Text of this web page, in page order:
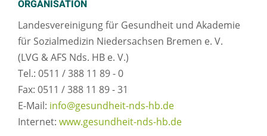
ORGANISATION
Landesvereinigung für Gesundheit und Akademie
für Sozialmedizin Niedersachsen Bremen e. V.
(LVG & AFS Nds. HB e. V.)
Tel.: 0511 / 388 11 89 - 0
Fax: 0511 / 388 11 89 - 31
E-Mail: info@gesundheit-nds-hb.de
Internet: www.gesundheit-nds-hb.de